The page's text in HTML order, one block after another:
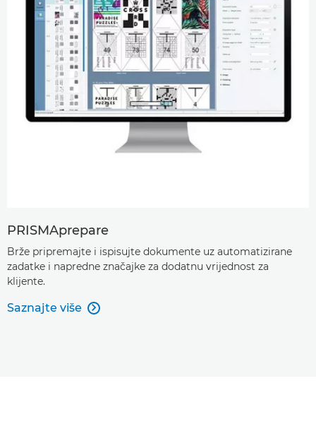
PRISMAprepare
Brže pripremajte i ispisujte dokumente uz automatizirane
zadatke i napredne značajke za dodatnu vrijednost za
klijente.
Saznajte više 